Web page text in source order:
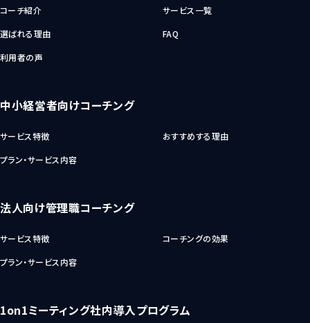
コーチ紹介
サービス一覧
選ばれる理由
FAQ
利用者の声
中小経営者向けコーチング
サービス特徴
おすすめする理由
プラン・サービス内容
法人向け管理職コーチング
サービス特徴
コーチングの効果
プラン・サービス内容
1on1ミーティング社内導入プログラム